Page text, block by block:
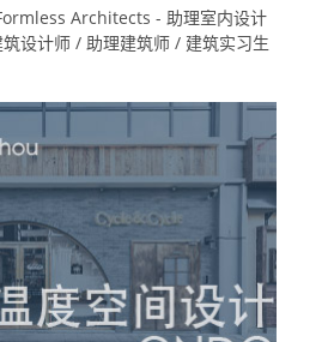
Architects - 助理室内设计
设计师 / 助理建筑师 / 建筑实习生